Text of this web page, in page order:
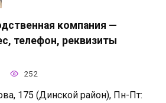
компания —
телефон, реквизиты
252
175 (Динской район), Пн-Пт: